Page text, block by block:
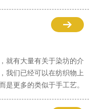
就有大量有关于染坊的介
我们已经可以在纺织物上
是更多的类似于手工艺。